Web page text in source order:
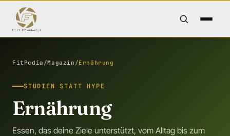
FitPedia /Magazin /Ernährung
STUDIEN STATT HYPE
Ernährung
Essen, das deine Ziele unterstützt, vom Alltag bis zum